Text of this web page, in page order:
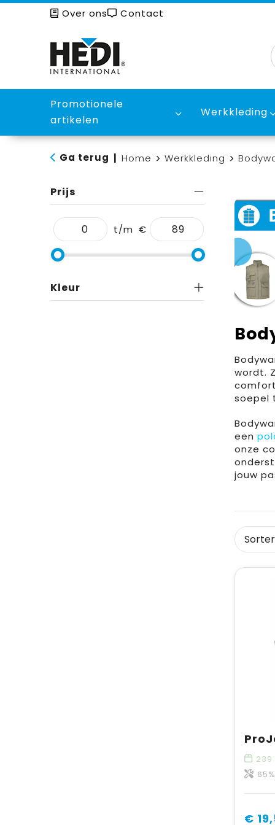
Over ons Contact
Promotionele
artikelen
Werkkleding
Ga terug Home Werkkleding
Prijs
t/m €
Kleur
wordt.
soepel
een
onze
jouw
239
65%
€